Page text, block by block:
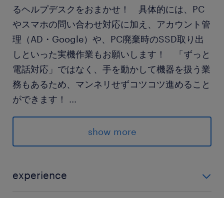
るヘルプデスクをおまかせ！ 具体的には、PC
やスマホの問い合わせ対応に加え、アカウント管
理（AD・Google）や、PC廃棄時のSSD取り出
しといった実機作業もお願いします！ 「ずっと
電話対応」ではなく、手を動かして機器を扱う業
務もあるため、マンネリせずコツコツ進めること
ができます！ ...
＜＜西新宿五丁目＊大手企業グループ＞＞
★駅チカ
show more
experience